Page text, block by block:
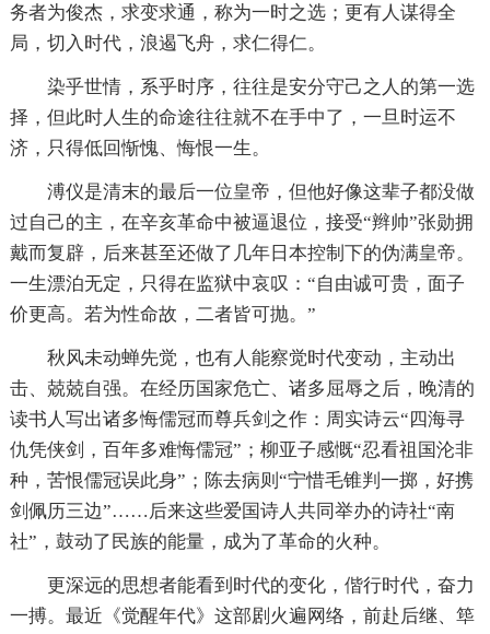
务者为俊杰，求变求通，称为一时之选；更有人谋得全
局，切入时代，浪遏飞舟，求仁得仁。
染乎世情，系乎时序，往往是安分守己之人的第一选
择，但此时人生的命途往往就不在手中了，一旦时运不
济，只得低回惭愧、悔恨一生。
溥仪是清末的最后一位皇帝，但他好像这辈子都没做
过自己的主，在辛亥革命中被逼退位，接受“辫帅”张勋拥
戴而复辟，后来甚至还做了几年日本控制下的伪满皇帝。
一生漂泊无定，只得在监狱中哀叹：“自由诚可贵，面子
价更高。若为性命故，二者皆可抛。”
秋风未动蝉先觉，也有人能察觉时代变动，主动出
击、兢兢自强。在经历国家危亡、诸多屈辱之后，晚清的
读书人写出诸多悔儒冠而尊兵剑之作：周实诗云“四海寻
仇凭侠剑，百年多难悔儒冠”；柳亚子感慨“忍看祖国沦非
种，苦恨儒冠误此身”；陈去病则“宁惜毛锥判一掷，好携
剑佩历三边”……后来这些爱国诗人共同举办的诗社“南
社”，鼓动了民族的能量，成为了革命的火种。
更深远的思想者能看到时代的变化，偕行时代，奋力
一搏。最近《觉醒年代》这部剧火遍网络，前赴后继、筚